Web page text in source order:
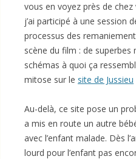
vous en voyez près de
j’ai participé à une session
processus des
scène du film : de
schémas à quoi ça
mitose sur le site de Jussieu
Au-delà, ce site pose un
a mis en route un autre
avec l’enfant malade. Dès
lourd pour l’enfant pas